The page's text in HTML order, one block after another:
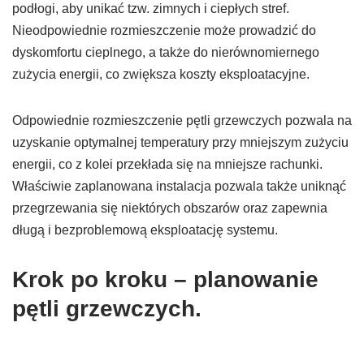
podłogi, aby unikać tzw. zimnych i ciepłych stref.
Nieodpowiednie rozmieszczenie może prowadzić do
dyskomfortu cieplnego, a także do nierównomiernego
zużycia energii, co zwiększa koszty eksploatacyjne.
Odpowiednie rozmieszczenie pętli grzewczych pozwala na
uzyskanie optymalnej temperatury przy mniejszym zużyciu
energii, co z kolei przekłada się na mniejsze rachunki.
Właściwie zaplanowana instalacja pozwala także uniknąć
przegrzewania się niektórych obszarów oraz zapewnia
długą i bezproblemową eksploatację systemu.
Krok po kroku – planowanie
pętli grzewczych.